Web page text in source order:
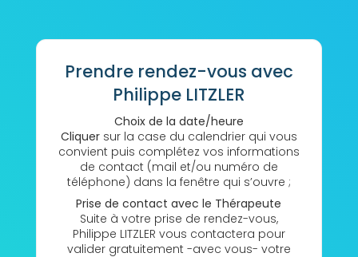
Prendre rendez-vous avec
Philippe LITZLER
Choix de la date/heure
Cliquersur la case du calendrier qui vous
convient puis complétez vos informations
de contact (mail et/ou numéro de
téléphone) dans la fenêtre qui s’ouvre ;
Prise de contact avec le Thérapeute
Suite à votre prise de rendez-vous,
Philippe LITZLER vous contactera pour
valider gratuitement -avec vous- votre